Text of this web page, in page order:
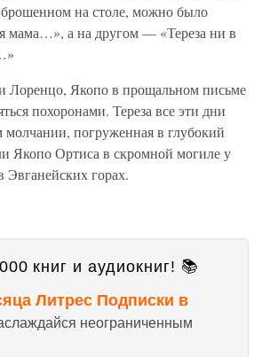
на столе, можно было
мама…», а на другом — «Тереза ни в
Лоренцо, Якопо в прощальном письме
похоронами. Тереза все эти дни
молчании, погруженная в глубокий
Якопо Ортиса в скромной могиле у
горах.
книг и аудиокниг! 📚
Литрес Подписки в
неограниченным